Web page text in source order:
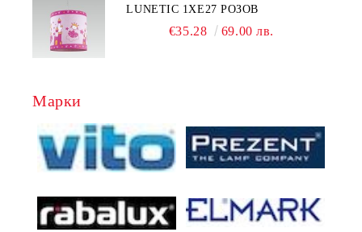
LUNETIC 1ХЕ27 РОЗОВ
€35.28 69.00 лв.
Марки